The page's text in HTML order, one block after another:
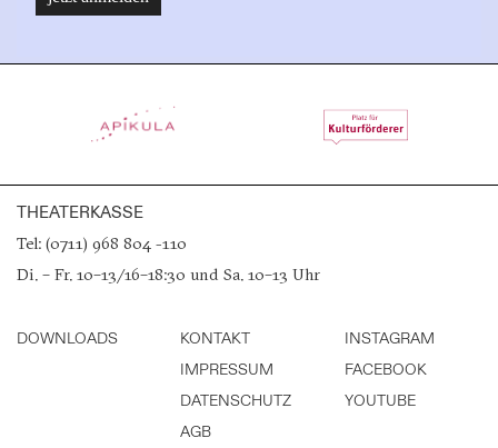
THEATERKASSE
Tel: (0711) 968 804 -110
Di. – Fr. 10–13/16–18:30 und Sa. 10–13 Uhr
DOWNLOADS
KONTAKT
IMPRESSUM
DATENSCHUTZ
AGB
INSTAGRAM
FACEBOOK
YOUTUBE